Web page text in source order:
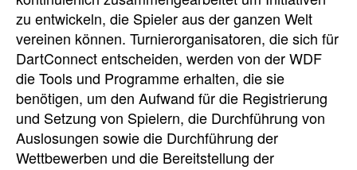
zu entwickeln, die Spieler aus der ganzen Welt
vereinen können. Turnierorganisatoren, die sich für
DartConnect entscheiden, werden von der WDF
die Tools und Programme erhalten, die sie
benötigen, um den Aufwand für die Registrierung
und Setzung von Spielern, die Durchführung von
Auslosungen sowie die Durchführung der
Wettbewerben und die Bereitstellung der